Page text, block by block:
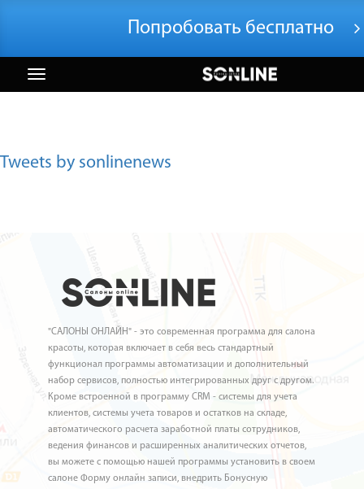
Попробовать бесплатно
Tweets by sonlinenews
"САЛОНЫ ОНЛАЙН" - это современная программа для салона
красоты, которая включает в себя весь стандартный
функционал программы автоматизации и дополнительный
набор сервисов, полностью интегрированных друг с другом.
Кроме встроенной в программу CRM - системы для учета
клиентов, системы учета товаров и остатков на складе,
автоматического расчета заработной платы сотрудников,
ведения финансов и расширенных аналитических отчетов,
вы можете с помощью нашей программы установить в своем
салоне Форму онлайн записи, внедрить Бонусную